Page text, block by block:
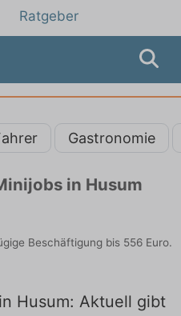
Ratgeber
Gastronomie
in Husum
Beschäftigung bis 556 Euro.
Husum: Aktuell gibt